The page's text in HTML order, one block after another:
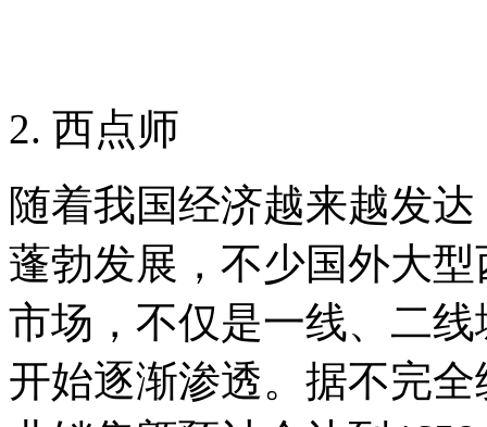
2. 西点师
随着我国经济越来越发
蓬勃发展，不少国外大
市场，不仅是一线、二
开始逐渐渗透。据不完